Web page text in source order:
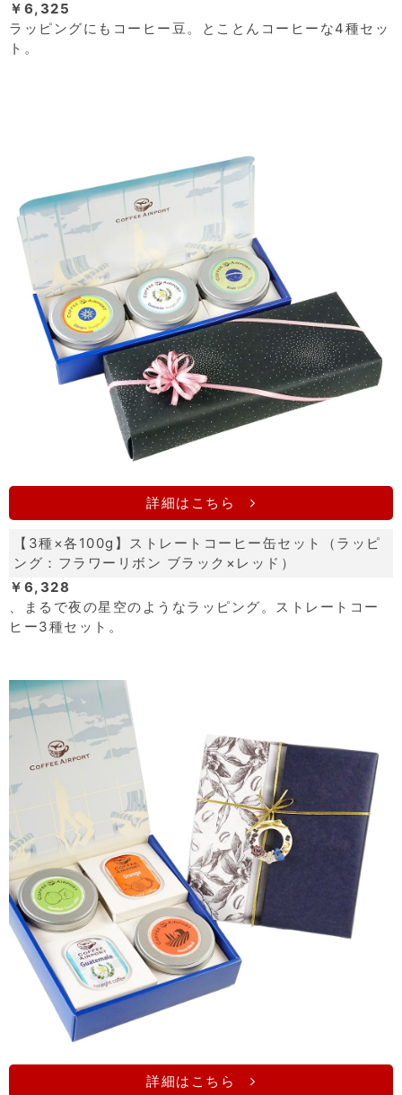
￥6,325
ラッピングにもコーヒー豆。とことんコーヒーな4種セッ
ト。
詳細はこちら
【3種×各100g】ストレートコーヒー缶セット（ラッピ
ング：フラワーリボン ブラック×レッド）
￥6,328
、まるで夜の星空のようなラッピング。ストレートコー
ヒー3種セット。
詳細はこちら